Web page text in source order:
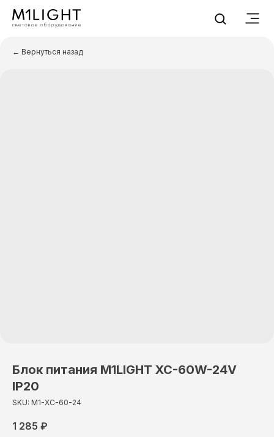
← Вернуться назад
Блок питания М1LIGHT XC-60W-24V
IP20
SKU: M1-XC-60-24
1 285 ₽